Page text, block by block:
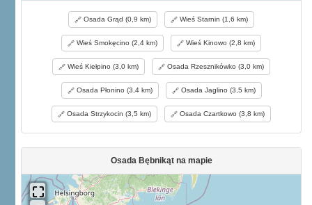
Osada Grąd (0,9 km) Wieś Starnin (1,6 km)
Wieś Smokęcino (2,4 km) Wieś Kinowo (2,8 km)
Wieś Kiełpino (3,0 km) Osada Rzesznikówko (3,0 km)
Osada Płonino (3,4 km) Osada Jaglino (3,5 km)
Osada Strzykocin (3,5 km) Osada Czartkowo (3,8 km)
Osada Bębnikąt na mapie